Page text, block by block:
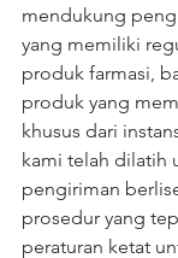
mendukung
yang memiliki
produk farmasi,
produk yang
khusus dari
kami telah dilatih
pengiriman
prosedur yang
peraturan ketat